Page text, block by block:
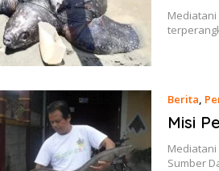
Berita,
Misi
Mediatani
Sumber